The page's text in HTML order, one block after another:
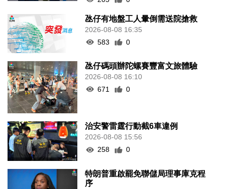
氹仔有地盤工人暈倒需送院搶救
2026-08-08 16:35
583
0
氹仔碼頭辦陀螺賽豐富文旅體驗
2026-08-08 16:10
671
0
治安警雷霆行動截6車違例
2026-08-08 15:56
258
0
特朗普重啟罷免聯儲局理事庫克程
序